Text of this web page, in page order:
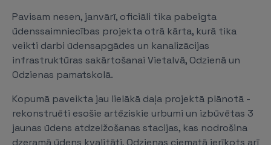
Pavisam nesen, janvārī, oficiāli tika pabeigta
ūdenssaimniecības projekta otrā kārta, kurā tika
veikti darbi ūdensapgādes un kanalizācijas
infrastruktūras sakārtošanai Vietalvā, Odzienā un
Odzienas pamatskolā.
Kopumā paveikta jau lielākā daļa projektā plānotā -
rekonstruēti esošie artēziskie urbumi un izbūvētas 3
jaunas ūdens atdzelžošanas stacijas, kas nodrošina
dzeramā ūdens kvalitāti, Odzienas ciematā ierīkots arī